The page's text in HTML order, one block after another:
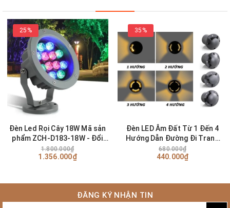
25%
Đèn Led Rọi Cây 18W Mã sản
phẩm ZCH-D183-18W - Đổi
màu
1.800.000₫
1.356.000₫
35%
Đèn LED Âm Đất Từ 1 Đến 4
Hướng Dẫn Đường Đi Trang
Trí Cảnh Quan Ngoài Trời
680.000₫
440.000₫
ĐĂNG KÝ NHẬN TIN